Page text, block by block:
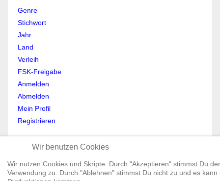
Genre
Stichwort
Jahr
Land
Verleih
FSK-Freigabe
Anmelden
Abmelden
Mein Profil
Registrieren
Impressum
Datenschutz
AGB
Wir benutzen Cookies
Wir nutzen Cookies und Skripte. Durch "Akzeptieren" stimmst Du der
Verwendung zu. Durch "Ablehnen" stimmst Du nicht zu und es kann